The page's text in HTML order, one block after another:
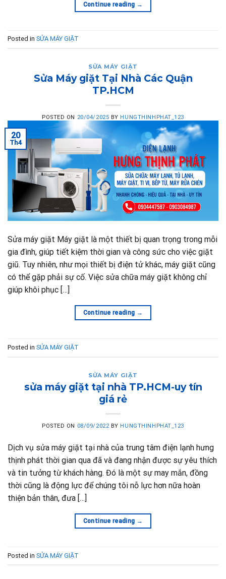
Continue reading →
Posted in SỬA MÁY GIẶT
SỬA MÁY GIẶT
Sửa Máy giặt Tại Nhà Các Quận
TP.HCM
POSTED ON 20/04/2025 BY HUNGTHINHPHAT_123
20
Th4
Sửa máy giặt Máy giặt là một thiết bị quan trọng trong mỗi
gia đình, giúp tiết kiệm thời gian và công sức cho việc giặt
giũ. Tuy nhiên, như mọi thiết bị điện tử khác, máy giặt cũng
có thể gặp phải sự cố. Việc sửa chữa máy giặt không chỉ
giúp khôi phục […]
Continue reading →
Posted in SỬA MÁY GIẶT
SỬA MÁY GIẶT
sửa máy giặt tại nhà TP.HCM-uy tín
giá rẻ
POSTED ON 08/09/2022 BY HUNGTHINHPHAT_123
Dịch vụ sửa máy giặt tại nhà của trung tâm điện lạnh hưng
thịnh phát thời gian qua đã và đang nhận được sự yêu thích
và tin tưởng từ khách hàng. Đó là một sự may mắn, đồng
thời cũng là động lực để chúng tôi nỗ lực hơn nữa hoàn
thiện bản thân, đưa […]
Continue reading →
Posted in SỬA MÁY GIẶT